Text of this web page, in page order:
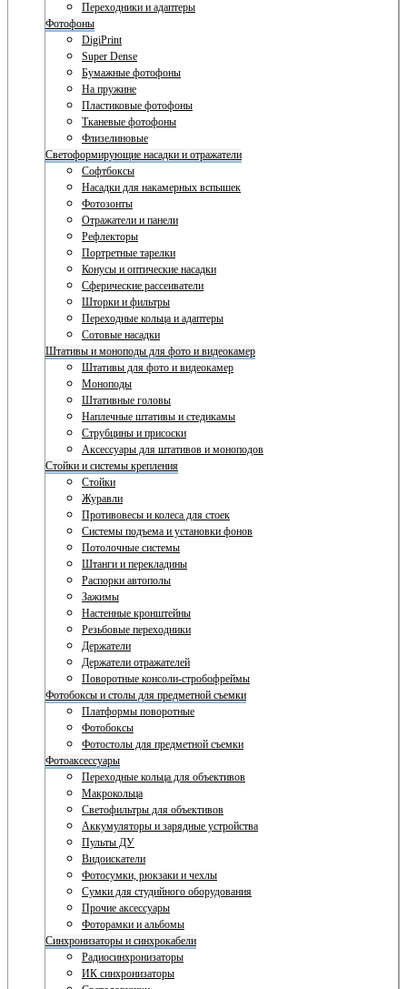
Переходники и адаптеры
Фотофоны
DigiPrint
Super Dense
Бумажные фотофоны
На пружине
Пластиковые фотофоны
Тканевые фотофоны
Флизелиновые
Светоформирующие насадки и отражатели
Софтбоксы
Насадки для накамерных вспышек
Фотозонты
Отражатели и панели
Рефлекторы
Портретные тарелки
Конусы и оптические насадки
Сферические рассеиватели
Шторки и фильтры
Переходные кольца и адаптеры
Сотовые насадки
Штативы и моноподы для фото и видеокамер
Штативы для фото и видеокамер
Моноподы
Штативные головы
Наплечные штативы и стедикамы
Струбцины и присоски
Аксессуары для штативов и моноподов
Стойки и системы крепления
Стойки
Журавли
Противовесы и колеса для стоек
Системы подъема и установки фонов
Потолочные системы
Штанги и перекладины
Распорки автополы
Зажимы
Настенные кронштейны
Резьбовые переходники
Держатели
Держатели отражателей
Поворотные консоли-стробофреймы
Фотобоксы и столы для предметной съемки
Платформы поворотные
Фотобоксы
Фотостолы для предметной съемки
Фотоаксессуары
Переходные кольца для объективов
Макрокольца
Светофильтры для объективов
Аккумуляторы и зарядные устройства
Пульты ДУ
Видоискатели
Фотосумки, рюкзаки и чехлы
Сумки для студийного оборудования
Прочие аксессуары
Фоторамки и альбомы
Синхронизаторы и синхрокабели
Радиосинхронизаторы
ИК синхронизаторы